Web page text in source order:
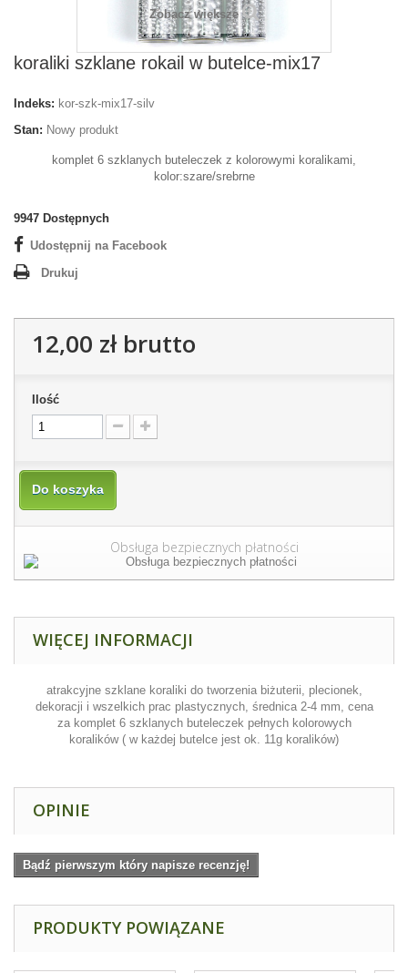
Zobacz większe
koraliki szklane rokail w butelce-mix17
Indeks: kor-szk-mix17-silv
Stan: Nowy produkt
komplet 6 szklanych buteleczek z kolorowymi koralikami,
kolor:szare/srebrne
9947 Dostępnych
Udostępnij na Facebook
Drukuj
12,00 złbrutto
Ilość
Do koszyka
Obsługa bezpiecznych płatności
WIĘCEJ INFORMACJI
atrakcyjne szklane koraliki do tworzenia biżuterii, plecionek,
dekoracji i wszelkich prac plastycznych, średnica 2-4 mm, cena
za komplet 6 szklanych buteleczek pełnych kolorowych
koralików ( w każdej butelce jest ok. 11g koralików)
OPINIE
Bądź pierwszym który napisze recenzję!
PRODUKTY POWIĄZANE